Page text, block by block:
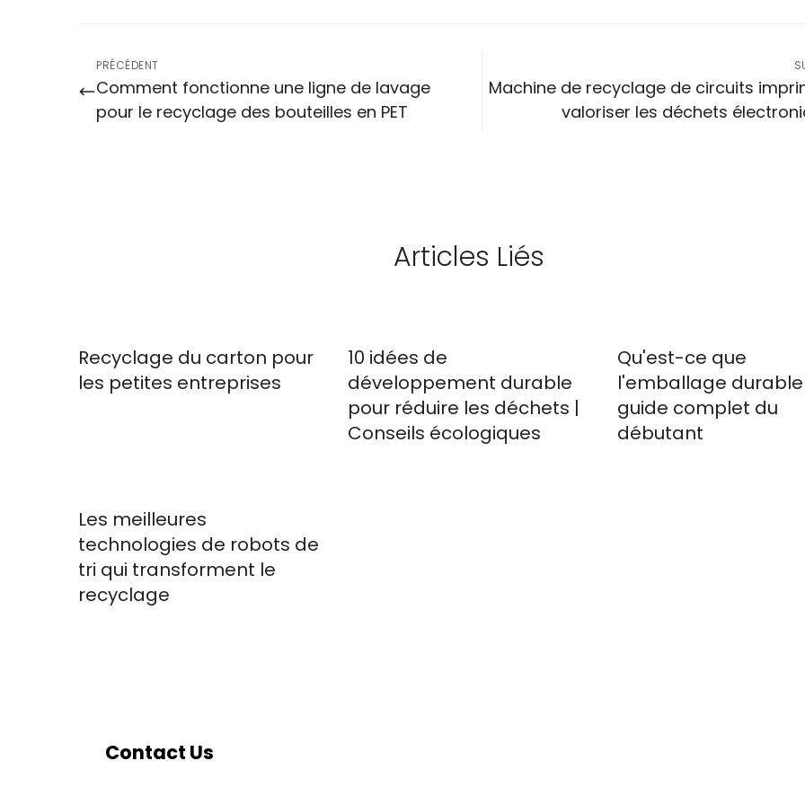
PRÉCÉDENT
Comment fonctionne une ligne de lavage
pour le recyclage des bouteilles en PET
Machine de recyclage de circuits
valoriser les déchets
Articles Liés
Recyclage du carton pour
les petites entreprises
10 idées de
développement durable
pour réduire les déchets |
Conseils écologiques
Qu'est-ce que
l'emballage durable
guide complet du
débutant
Les meilleures
technologies de robots de
tri qui transforment le
recyclage